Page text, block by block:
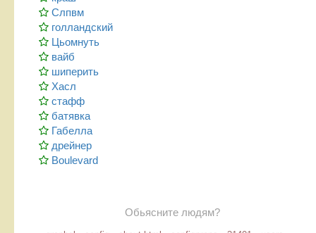
Слпвм
голландский
Цьомнуть
вайб
шиперить
Хасл
стафф
батявка
Габелла
дрейнер
Boulevard
Обьясните людям?